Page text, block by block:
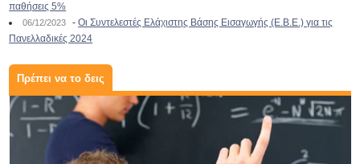
παθήσεις 5%
06/12/2023 -Οι Συντελεστές Ελάχιστης Βάσης Εισαγωγής (Ε.Β.Ε.) για τις
Πανελλαδικές 2024
Πρέπει να το δεις